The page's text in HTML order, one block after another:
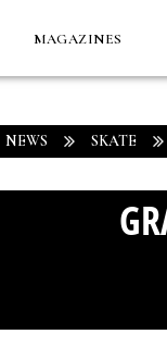
MAGAZINES
NEWS SKATE